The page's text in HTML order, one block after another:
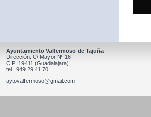
Ayuntamiento Valfermoso de Tajuña
Dirección: C/ Mayor Nº 16
C.P: 19411 (Guadalajara)
tel.: 949 29 41 70
aytovalfermoso@gmail.com